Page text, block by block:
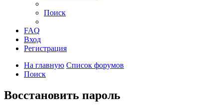
Поиск
FAQ
Вход
Регистрация
На главную Список форумов
Поиск
Восстановить пароль